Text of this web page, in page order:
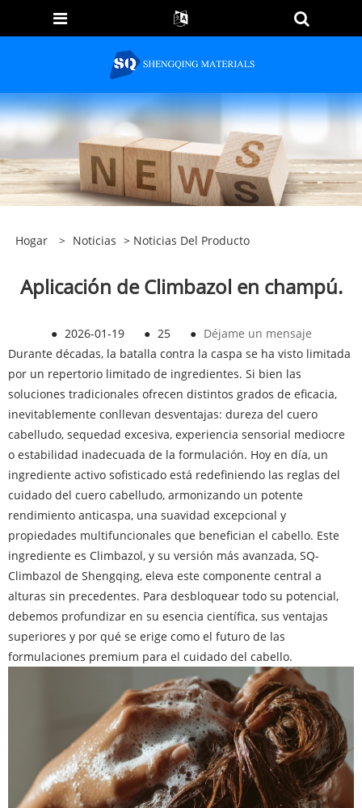
Hogar > Noticias > Noticias Del Producto
Aplicación de Climbazol en champú.
● 2026-01-19 ● 25 ● Déjame un mensaje
Durante décadas, la batalla contra la caspa se ha visto limitada
por un repertorio limitado de ingredientes. Si bien las
soluciones tradicionales ofrecen distintos grados de eficacia,
inevitablemente conllevan desventajas: dureza del cuero
cabelludo, sequedad excesiva, experiencia sensorial mediocre
o estabilidad inadecuada de la formulación. Hoy en día, un
ingrediente activo sofisticado está redefiniendo las reglas del
cuidado del cuero cabelludo, armonizando un potente
rendimiento anticaspa, una suavidad excepcional y
propiedades multifuncionales que benefician el cabello. Este
ingrediente es Climbazol, y su versión más avanzada, SQ-
Climbazol de Shengqing, eleva este componente central a
alturas sin precedentes. Para desbloquear todo su potencial,
debemos profundizar en su esencia científica, sus ventajas
superiores y por qué se erige como el futuro de las
formulaciones premium para el cuidado del cabello.